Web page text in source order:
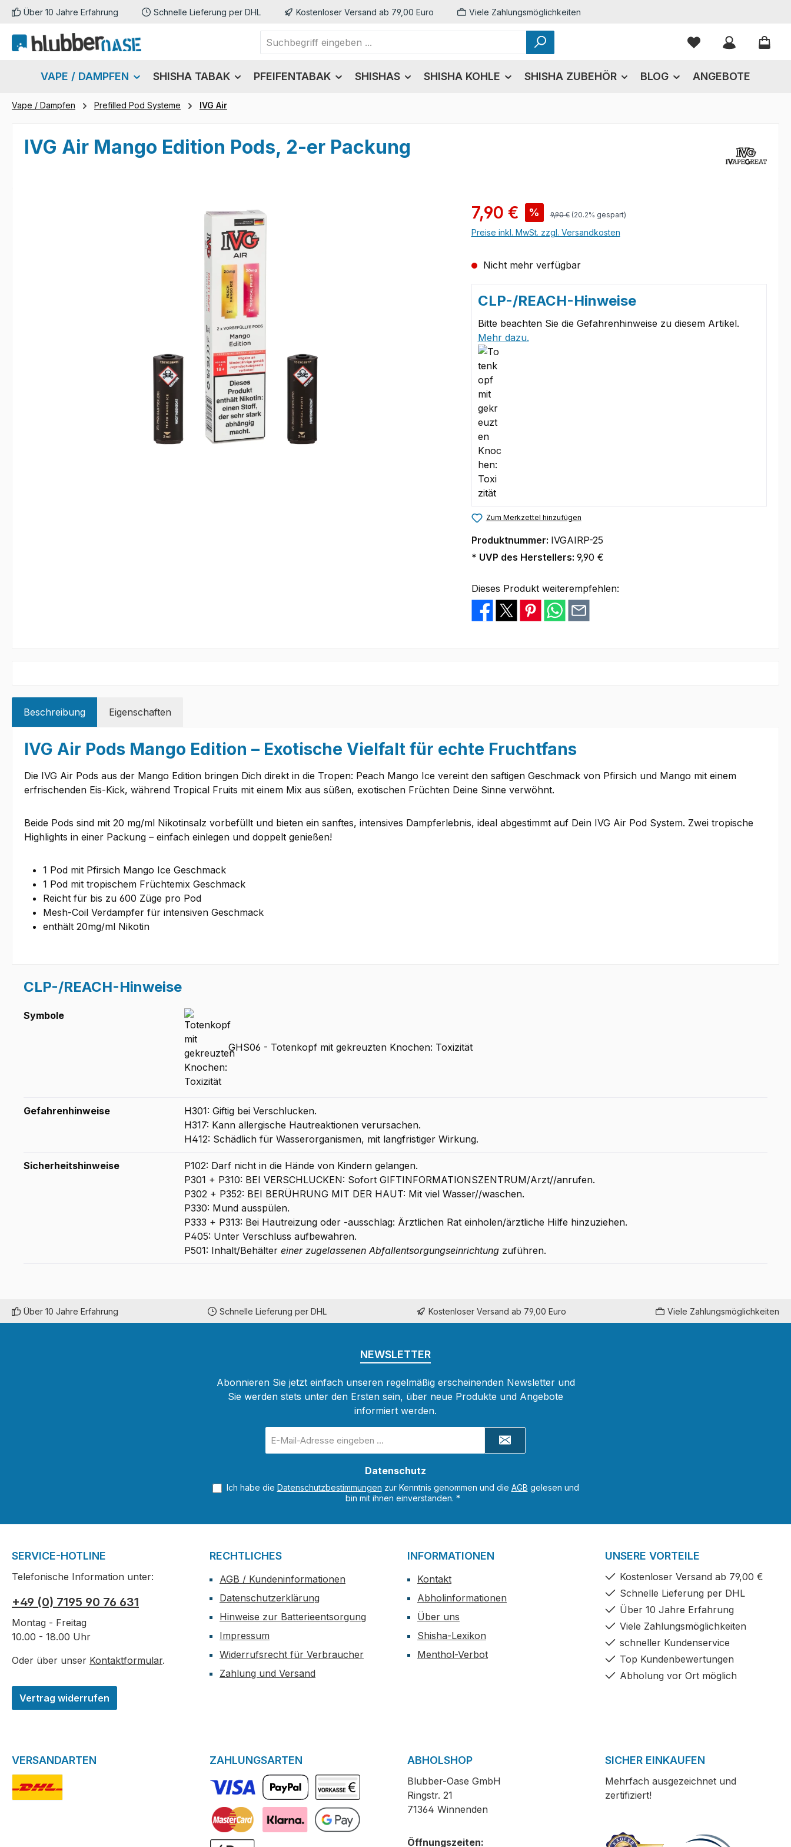
Hauptinhalt springen
Zur Suche springen
Zur Hauptnavigation springen
Über 10 Jahre Erfahrung Schnelle Lieferung per DHL Kostenloser Versand ab 79,00 Euro Viele Zahlungsmöglichkeiten
Du hast 0
VAPE / DAMPFEN SHISHA TABAK PFEIFENTABAK SHISHAS SHISHA KOHLE SHISHA ZUBEHÖR BLOG ANGEBOTE
Vape / Dampfen Prefilled Pod Systeme IVG Air
IVG Air Mango Edition Pods, 2-er Packung
Verkaufspreis:
7,90 € % Regulärer Preis:
9,90 € (20.2% gespart)
Preise inkl. MwSt. zzgl. Versandkosten
Nicht mehr verfügbar
CLP-/REACH-Hinweise
Bitte beachten Sie die Gefahrenhinweise zu diesem Artikel.
Mehr dazu.
Zum Merkzettel hinzufügen
Produktnummer: IVGAIRP-25
* UVP des Herstellers: 9,90 €
Dieses Produkt weiterempfehlen:
Beschreibung Eigenschaften
IVG Air Pods Mango Edition – Exotische Vielfalt für echte Fruchtfans
Die IVG Air Pods aus der Mango Edition bringen Dich direkt in die Tropen: Peach Mango Ice vereint den saftigen Geschmack von Pfirsich und Mango mit einem
erfrischenden Eis-Kick, während Tropical Fruits mit einem Mix aus süßen, exotischen Früchten Deine Sinne verwöhnt.
Beide Pods sind mit 20 mg/ml Nikotinsalz vorbefüllt und bieten ein sanftes, intensives Dampferlebnis, ideal abgestimmt auf Dein IVG Air Pod System. Zwei tropische
Highlights in einer Packung – einfach einlegen und doppelt genießen!
1 Pod mit Pfirsich Mango Ice Geschmack
1 Pod mit tropischem Früchtemix Geschmack
Reicht für bis zu 600 Züge pro Pod
Mesh-Coil Verdampfer für intensiven Geschmack
enthält 20mg/ml Nikotin
CLP-/REACH-Hinweise
Symbole
GHS06 - Totenkopf mit gekreuzten Knochen: Toxizität
Gefahrenhinweise
H301: Giftig bei Verschlucken.
H317: Kann allergische Hautreaktionen verursachen.
H412: Schädlich für Wasserorganismen, mit langfristiger Wirkung.
Sicherheitshinweise
P102: Darf nicht in die Hände von Kindern gelangen.
P301 + P310: BEI VERSCHLUCKEN: Sofort GIFTINFORMATIONSZENTRUM/Arzt//anrufen.
P302 + P352: BEI BERÜHRUNG MIT DER HAUT: Mit viel Wasser//waschen.
P330: Mund ausspülen.
P333 + P313: Bei Hautreizung oder -ausschlag: Ärztlichen Rat einholen/ärztliche Hilfe hinzuziehen.
P405: Unter Verschluss aufbewahren.
P501: Inhalt/Behälter einer zugelassenen Abfallentsorgungseinrichtungzuführen.
Über 10 Jahre Erfahrung Schnelle Lieferung per DHL Kostenloser Versand ab 79,00 Euro Viele Zahlungsmöglichkeiten
NEWSLETTER
Abonnieren Sie jetzt einfach unseren regelmäßig erscheinenden Newsletter und
Sie werden stets unter den Ersten sein, über neue Produkte und Angebote
informiert werden.
Mail-
Datenschutz
Ich habe die Datenschutzbestimmungen zur Kenntnis genommen und die AGB gelesen und
bin mit ihnen einverstanden. *
SERVICE-HOTLINE
Telefonische Information unter:
+49 (0) 7195 90 76 631
Montag - Freitag
10.00 - 18.00 Uhr
Oder über unser Kontaktformular.
Vertrag widerrufen
RECHTLICHES
AGB / Kundeninformationen
Datenschutzerklärung
Hinweise zur Batterieentsorgung
Impressum
Widerrufsrecht für Verbraucher
Zahlung und Versand
INFORMATIONEN
Kontakt
Abholinformationen
Über uns
Shisha-Lexikon
Menthol-Verbot
UNSERE VORTEILE
Kostenloser Versand ab 79,00 €
Schnelle Lieferung per DHL
Über 10 Jahre Erfahrung
Viele Zahlungsmöglichkeiten
schneller Kundenservice
Top Kundenbewertungen
Abholung vor Ort möglich
VERSANDARTEN ZAHLUNGSARTEN
Vorkasse
PayPal
Kreditkarte
VISA Logo
ABHOLSHOP
Blubber-Oase GmbH
Ringstr. 21
71364 Winnenden
Öffnungszeiten:
SICHER EINKAUFEN
Mehrfach ausgezeichnet und
zertifiziert!